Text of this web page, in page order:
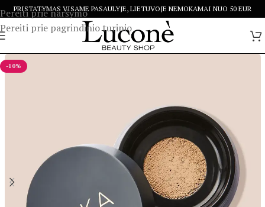
Pereiti prie naršymo
Pereiti prie pagrindinio turinio
PRISTATYMAS VISAME PASAULYJE, LIETUVOJE NEMOKAMAI NUO 50 EUR
-10%